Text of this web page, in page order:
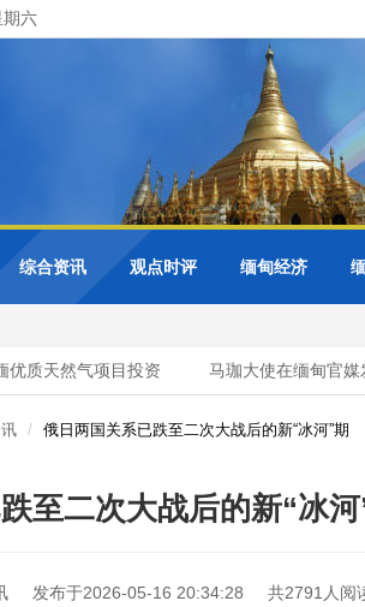
六
综合资讯 观点时评 缅甸经济
质天然气项目投资 马珈大使在缅甸官媒
俄日两国关系已跌至二次大战后的新“冰河”期
至二次大战后的新“冰河
发布于2026-05-16 20:34:28 共2791人阅